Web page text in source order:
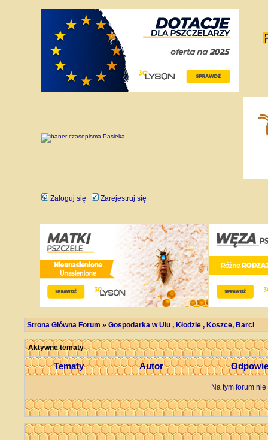
Zaloguj się Zarejestruj się
Strona Główna Forum » Gospodarka w Ulu , Kłodzie , Koszce, Barci
Aktywne tematy
Tematy Autor
Na tym forum